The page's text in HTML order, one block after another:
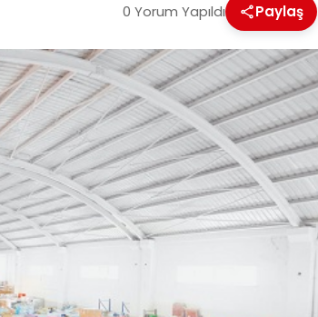
0 Yorum Yapıldı Paylaş